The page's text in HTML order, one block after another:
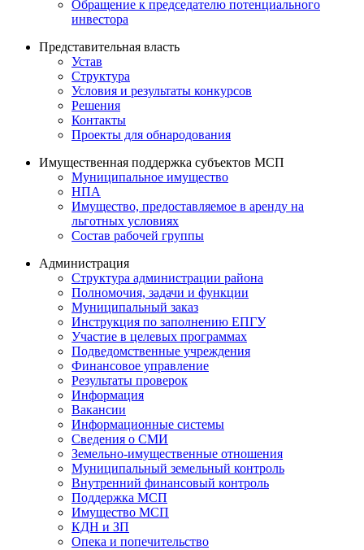
Обращение к председателю потенциального
инвестора
Представительная власть
Устав
Структура
Условия и результаты конкурсов
Решения
Контакты
Проекты для обнародования
Имущественная поддержка субъектов МСП
Муниципальное имущество
НПА
Имущество, предоставляемое в аренду на
льготных условиях
Состав рабочей группы
Администрация
Структура администрации района
Полномочия, задачи и функции
Муниципальный заказ
Инструкция по заполнению ЕПГУ
Участие в целевых программах
Подведомственные учреждения
Финансовое управление
Результаты проверок
Информация
Вакансии
Информационные системы
Сведения о СМИ
Земельно-имущественные отношения
Муниципальный земельный контроль
Внутренний финансовый контроль
Поддержка МСП
Имущество МСП
КДН и ЗП
Опека и попечительство